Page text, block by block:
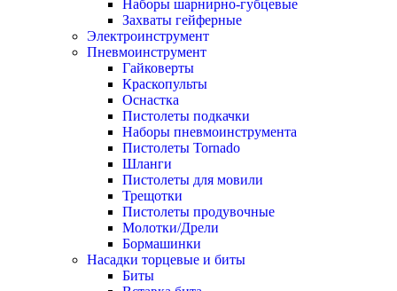
Наборы шарнирно-губцевые
Захваты гейферные
Электроинструмент
Пневмоинструмент
Гайковерты
Краскопульты
Оснастка
Пистолеты подкачки
Наборы пневмоинструмента
Пистолеты Tornado
Шланги
Пистолеты для мовили
Трещотки
Пистолеты продувочные
Молотки/Дрели
Бормашинки
Насадки торцевые и биты
Биты